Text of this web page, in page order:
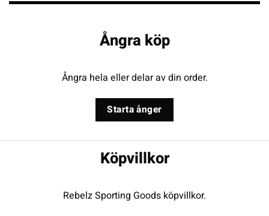
Ångra köp
Ångra hela eller delar av din order.
Starta ånger
Köpvillkor
Rebelz Sporting Goods köpvillkor.